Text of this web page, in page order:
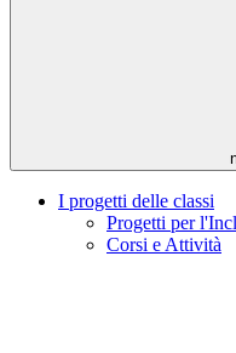
I progetti delle classi
Progetti per
Corsi e Attività